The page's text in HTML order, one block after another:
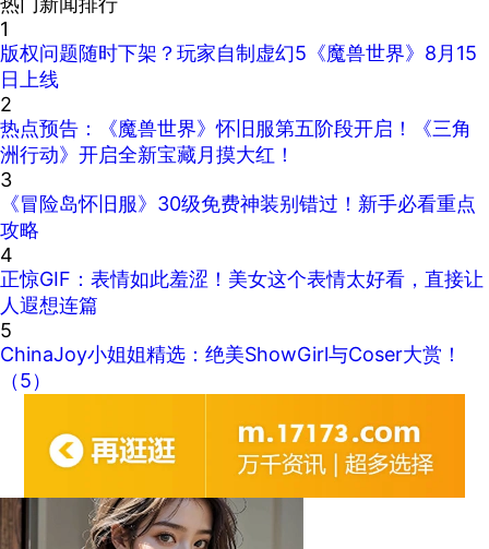
1
版权问题随时下架？玩家自制虚幻5《魔兽世界》8月15
日上线
2
热点预告：《魔兽世界》怀旧服第五阶段开启！《三角
洲行动》开启全新宝藏月摸大红！
3
《冒险岛怀旧服》30级免费神装别错过！新手必看重点
攻略
4
正惊GIF：表情如此羞涩！美女这个表情太好看，直接让
人遐想连篇
5
ChinaJoy小姐姐精选：绝美ShowGirl与Coser大赏！
（5）